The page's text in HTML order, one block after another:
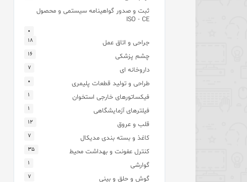
ثبت و صدور گواهینامه سیستمی و محصول
ISO - CE
۰
جراحی و اتاق عمل ۱۸
چشم پزشکی ۱۶
داروخانه ای ۷
طراحی و تولید قطعات پلیمری ۰
فیکساتورهای خارجی استخوان ۱
فیلترهای آزمایشگاهی ۱
قلب و عروق ۱۲
کاغذ و بسته بندی مدیکال ۷
کنترل عفونت و بهداشت محیط ۳۵
گوارشی ۱
گوش و حلق و بینی ۷